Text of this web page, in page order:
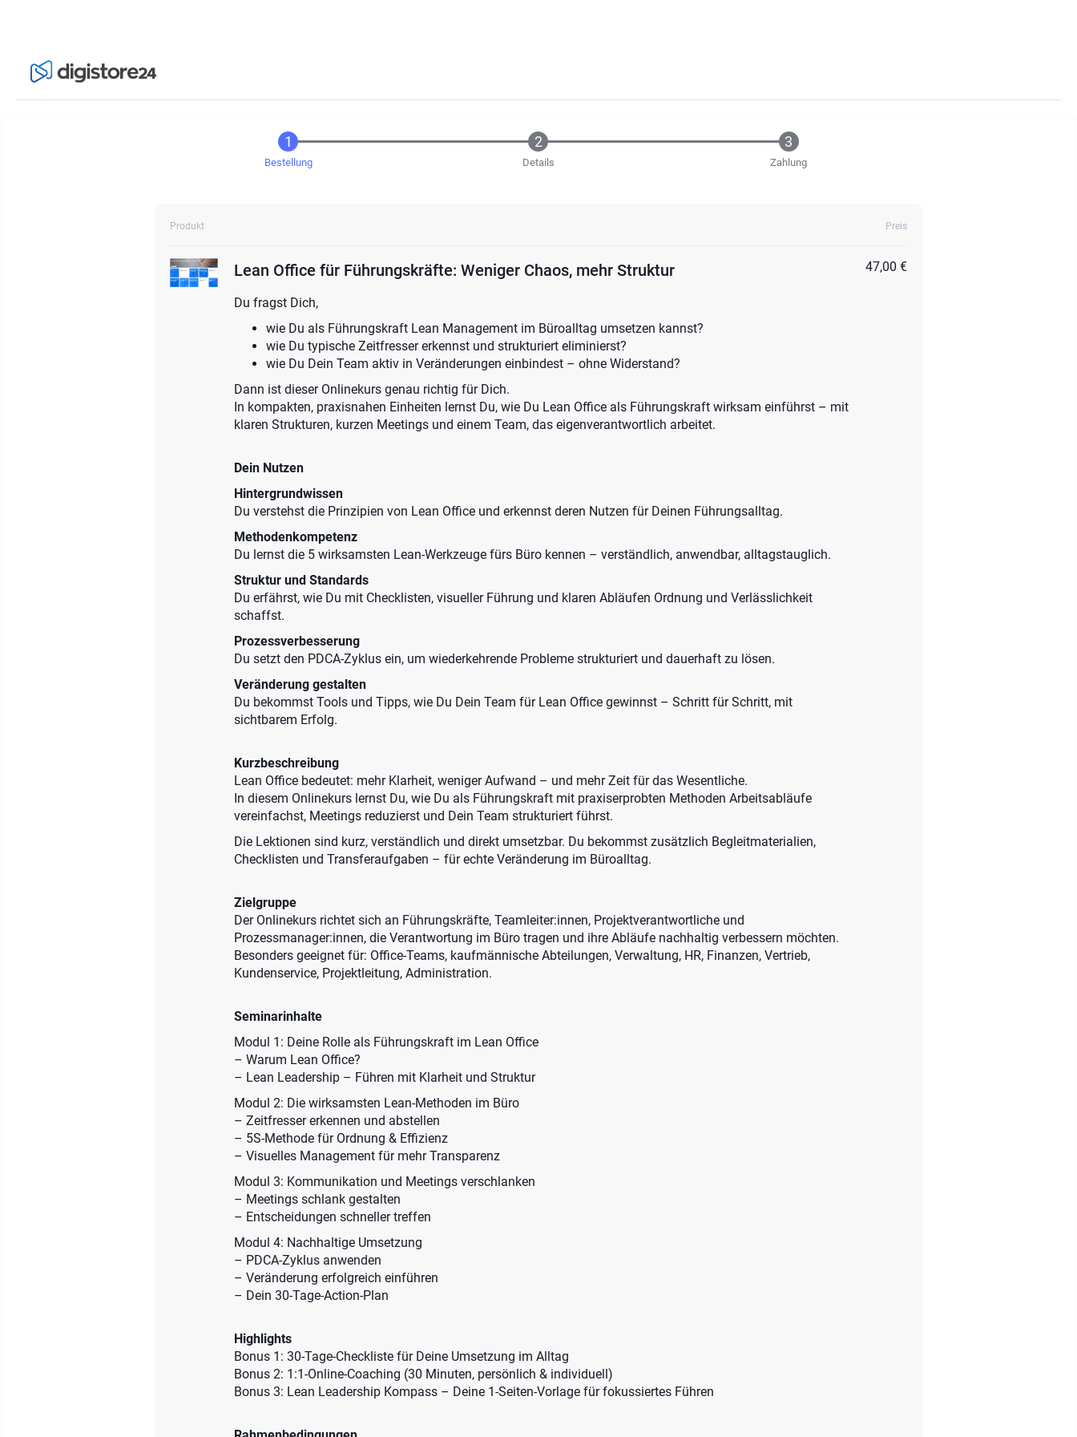
Bestellung Details Zahlung
Produkt Preis
Lean Office für Führungskräfte: Weniger Chaos, mehr Struktur
Du fragst Dich,
wie Du als Führungskraft Lean Management im Büroalltag umsetzen kannst?
wie Du typische Zeitfresser erkennst und strukturiert eliminierst?
wie Du Dein Team aktiv in Veränderungen einbindest – ohne Widerstand?
Dann ist dieser Onlinekurs genau richtig für Dich.
In kompakten, praxisnahen Einheiten lernst Du, wie Du Lean Office als Führungskraft wirksam einführst – mit
klaren Strukturen, kurzen Meetings und einem Team, das eigenverantwortlich arbeitet.
Dein Nutzen
Hintergrundwissen
Du verstehst die Prinzipien von Lean Office und erkennst deren Nutzen für Deinen Führungsalltag.
Methodenkompetenz
Du lernst die 5 wirksamsten Lean-Werkzeuge fürs Büro kennen – verständlich, anwendbar, alltagstauglich.
Struktur und Standards
Du erfährst, wie Du mit Checklisten, visueller Führung und klaren Abläufen Ordnung und Verlässlichkeit
schaffst.
Prozessverbesserung
Du setzt den PDCA-Zyklus ein, um wiederkehrende Probleme strukturiert und dauerhaft zu lösen.
Veränderung gestalten
Du bekommst Tools und Tipps, wie Du Dein Team für Lean Office gewinnst – Schritt für Schritt, mit
sichtbarem Erfolg.
Kurzbeschreibung
Lean Office bedeutet: mehr Klarheit, weniger Aufwand – und mehr Zeit für das Wesentliche.
In diesem Onlinekurs lernst Du, wie Du als Führungskraft mit praxiserprobten Methoden Arbeitsabläufe
vereinfachst, Meetings reduzierst und Dein Team strukturiert führst.
Die Lektionen sind kurz, verständlich und direkt umsetzbar. Du bekommst zusätzlich Begleitmaterialien,
Checklisten und Transferaufgaben – für echte Veränderung im Büroalltag.
Zielgruppe
Der Onlinekurs richtet sich an Führungskräfte, Teamleiter:innen, Projektverantwortliche und
Prozessmanager:innen, die Verantwortung im Büro tragen und ihre Abläufe nachhaltig verbessern möchten.
Besonders geeignet für: Office-Teams, kaufmännische Abteilungen, Verwaltung, HR, Finanzen, Vertrieb,
Kundenservice, Projektleitung, Administration.
Seminarinhalte
Modul 1: Deine Rolle als Führungskraft im Lean Office
– Warum Lean Office?
– Lean Leadership – Führen mit Klarheit und Struktur
Modul 2: Die wirksamsten Lean-Methoden im Büro
– Zeitfresser erkennen und abstellen
– 5S-Methode für Ordnung & Effizienz
– Visuelles Management für mehr Transparenz
Modul 3: Kommunikation und Meetings verschlanken
– Meetings schlank gestalten
– Entscheidungen schneller treffen
Modul 4: Nachhaltige Umsetzung
– PDCA-Zyklus anwenden
– Veränderung erfolgreich einführen
– Dein 30-Tage-Action-Plan
Highlights
Bonus 1: 30-Tage-Checkliste für Deine Umsetzung im Alltag
Bonus 2: 1:1-Online-Coaching (30 Minuten, persönlich & individuell)
Bonus 3: Lean Leadership Kompass – Deine 1-Seiten-Vorlage für fokussiertes Führen
47,00 €